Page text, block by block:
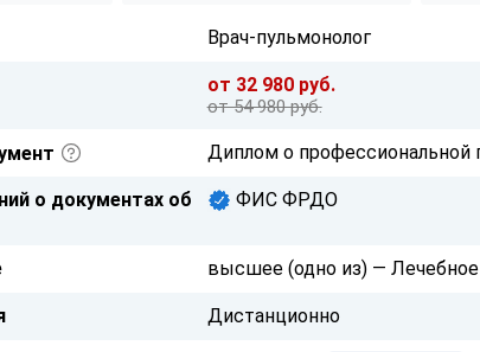
Врач-пульмонолог
от 32 980 руб.
от 54 980 руб.
Диплом о профессиональной
о документах об
ФИС ФРДО
высшее (одно из) —
Дистанционно